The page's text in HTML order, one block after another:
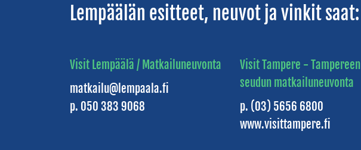
Lempäälän esitteet, neuvot ja vinkit saat:
Visit Lempäälä / Matkailuneuvonta
matkailu@lempaala.fi
p. 050 383 9068
Visit Tampere - Tampereen
seudun matkailuneuvonta
p. (03) 5656 6800
www.visittampere.fi